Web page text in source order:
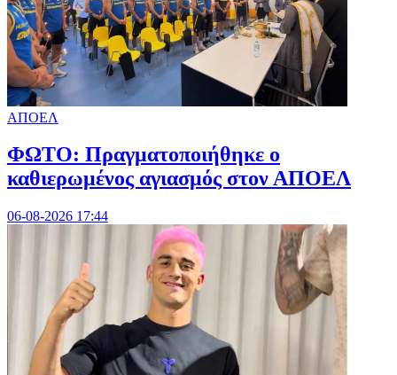
ΑΠΟΕΛ
ΦΩΤΟ: Πραγματοποιήθηκε ο
καθιερωμένος αγιασμός στον ΑΠΟΕΛ
06-08-2026 17:44